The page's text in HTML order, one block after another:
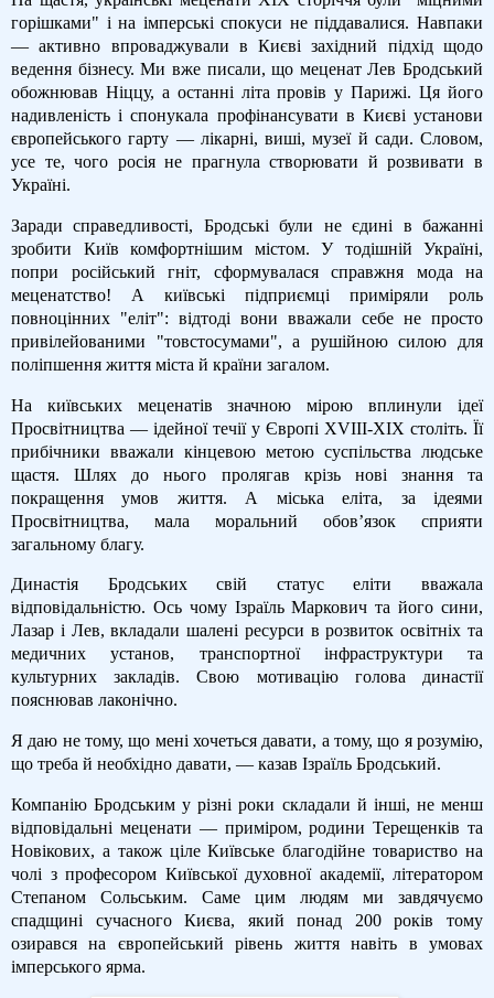
горішками" і на імперські спокуси не піддавалися. Навпаки
— активно впроваджували в Києві західний підхід щодо
ведення бізнесу. Ми вже писали, що меценат Лев Бродський
обожнював Ніццу, а останні літа провів у Парижі. Ця його
надивленість і спонукала профінансувати в Києві установи
європейського гарту — лікарні, виші, музеї й сади. Словом,
усе те, чого росія не прагнула створювати й розвивати в
Україні.
Заради справедливості, Бродські були не єдині в бажанні
зробити Київ комфортнішим містом. У тодішній Україні,
попри російський гніт, сформувалася справжня мода на
меценатство! А київські підприємці приміряли роль
повноцінних "еліт": відтоді вони вважали себе не просто
привілейованими "товстосумами", а рушійною силою для
поліпшення життя міста й країни загалом.
На київських меценатів значною мірою вплинули ідеї
Просвітництва — ідейної течії у Європі XVIII-XIX століть. Її
прибічники вважали кінцевою метою суспільства людське
щастя. Шлях до нього пролягав крізь нові знання та
покращення умов життя. А міська еліта, за ідеями
Просвітництва, мала моральний обов’язок сприяти
загальному благу.
Династія Бродських свій статус еліти вважала
відповідальністю. Ось чому Ізраїль Маркович та його сини,
Лазар і Лев, вкладали шалені ресурси в розвиток освітніх та
медичних установ, транспортної інфраструктури та
культурних закладів. Свою мотивацію голова династії
пояснював лаконічно.
Я даю не тому, що мені хочеться давати, а тому, що я розумію,
що треба й необхідно давати, — казав Ізраїль Бродський.
Компанію Бродським у різні роки складали й інші, не менш
відповідальні меценати — приміром, родини Терещенків та
Новікових, а також ціле Київське благодійне товариство на
чолі з професором Київської духовної академії, літератором
Степаном Сольським. Саме цим людям ми завдячуємо
спадщині сучасного Києва, який понад 200 років тому
озирався на європейський рівень життя навіть в умовах
імперського ярма.